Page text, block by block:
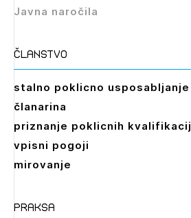
Javna naročila
članstvo
stalno poklicno usposabljanje
članarina
priznanje poklicnih kvalifikacij
vpisni pogoji
mirovanje
praksa